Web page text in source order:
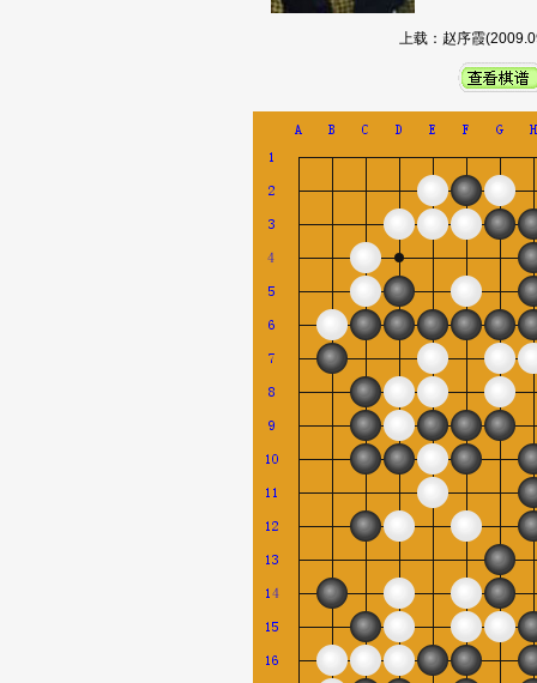
上载：赵序霞